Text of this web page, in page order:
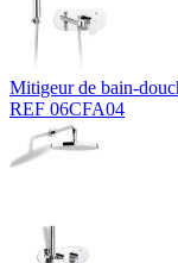
Mitigeur de bain-
REF 06CFA04